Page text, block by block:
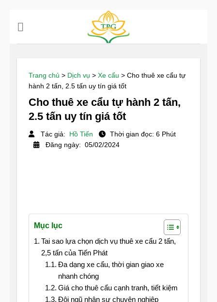
Trang chủ > Dịch vụ > Xe cẩu > Cho thuê xe cẩu tự
hành 2 tấn, 2.5 tấn uy tín giá tốt
Cho thuê xe cẩu tự hành 2 tấn,
2.5 tấn uy tín giá tốt
Tác giả: Hồ Tiến
Thời gian đọc: 6 Phút
Đăng ngày: 05/02/2024
Mục lục
Tai sao lựa chọn dịch vụ thuê xe cẩu 2 tấn,
2,5 tấn của Tiến Phát
Đa dạng xe cẩu, thời gian giao xe
nhanh chóng
Giá cho thuê cẩu cạnh tranh, tiết kiệm
Đội ngũ nhân sự chuyên nghiệp